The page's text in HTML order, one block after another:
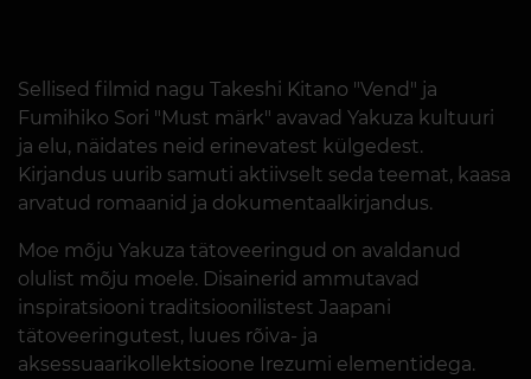
Sellised filmid nagu Takeshi Kitano "Vend" ja
Fumihiko Sori "Must märk" avavad Yakuza kultuuri
ja elu, näidates neid erinevatest külgedest.
Kirjandus uurib samuti aktiivselt seda teemat, kaasa
arvatud romaanid ja dokumentaalkirjandus.
Moe mõju Yakuza tätoveeringud on avaldanud
olulist mõju moele. Disainerid ammutavad
inspiratsiooni traditsioonilistest Jaapani
tätoveeringutest, luues rõiva- ja
aksessuaarikollektsioone Irezumi elementidega.